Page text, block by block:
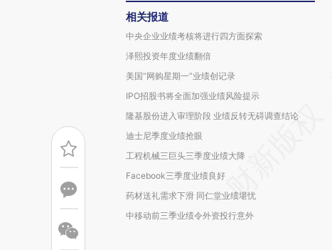
相关报道
中央企业业绩考核将进行四方面探索
泽熙投资年度业绩翻倍
美国“网购星期一”业绩创记录
IPO招股书将全面加强业绩风险提示
隆基股份进入审理阶段 业绩反转无碍调查结论
迪士尼季度业绩抢眼
工程机械三巨头三季度业绩大降
Facebook三季度业绩良好
药材送礼需求下滑 同仁堂业绩堪忧
中移动前三季业绩令外资投行意外